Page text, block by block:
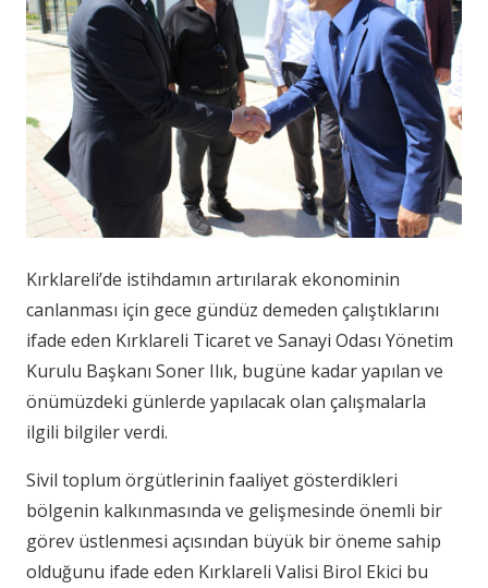
Kırklareli’de istihdamın artırılarak ekonominin
canlanması için gece gündüz demeden çalıştıklarını
ifade eden Kırklareli Ticaret ve Sanayi Odası Yönetim
Kurulu Başkanı Soner Ilık, bugüne kadar yapılan ve
önümüzdeki günlerde yapılacak olan çalışmalarla
ilgili bilgiler verdi.
Sivil toplum örgütlerinin faaliyet gösterdikleri
bölgenin kalkınmasında ve gelişmesinde önemli bir
görev üstlenmesi açısından büyük bir öneme sahip
olduğunu ifade eden Kırklareli Valisi Birol Ekici bu